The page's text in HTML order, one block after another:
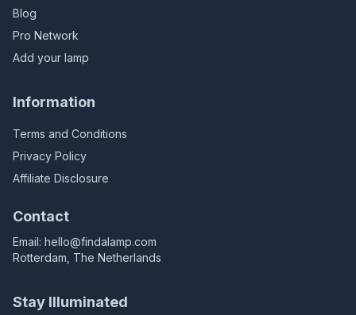
Blog
Pro Network
Add your lamp
Information
Terms and Conditions
Privacy Policy
Affiliate Disclosure
Contact
Email: hello@findalamp.com
Rotterdam, The Netherlands
Stay Illuminated